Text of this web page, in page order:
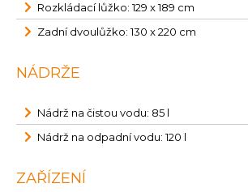
Rozkládací lůžko: 129 x 189 cm
Zadní dvoulůžko: 130 x 220 cm
NÁDRŽE
Nádrž na čistou vodu: 85 l
Nádrž na odpadní vodu: 120 l
ZAŘÍZENÍ